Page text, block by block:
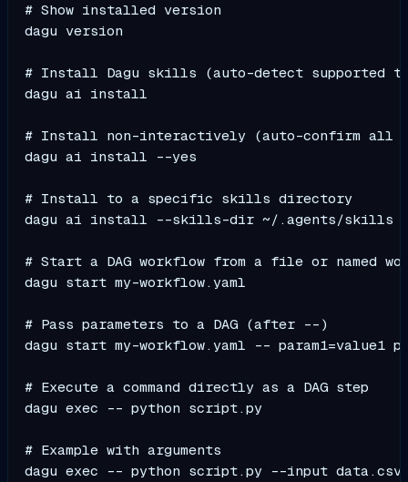
# Show installed version
dagu version
# Install Dagu skills (auto-detect supported
dagu ai install
# Install non-interactively (auto-confirm all
dagu ai install --yes
# Install to a specific skills directory
dagu ai install --skills-dir ~/.agents/skills
# Start a DAG workflow from a file or named
dagu start my-workflow.yaml
# Pass parameters to a DAG (after --)
dagu start my-workflow.yaml -- param1=value1
# Execute a command directly as a DAG step
dagu exec -- python script.py
# Example with arguments